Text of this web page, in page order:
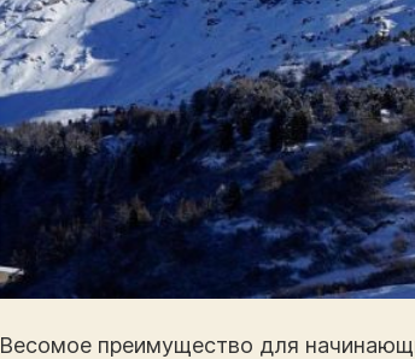
Весомое преимущество для